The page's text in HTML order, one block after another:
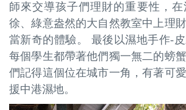
師來交導孩子們理財的重要性，
徐、綠意盎然的大自然教室中上理
當新奇的體驗。 最後以濕地手作-
每個學生都帶著他們獨一無二的螃
們記得這個位在城市一角，有著可
援中港濕地。